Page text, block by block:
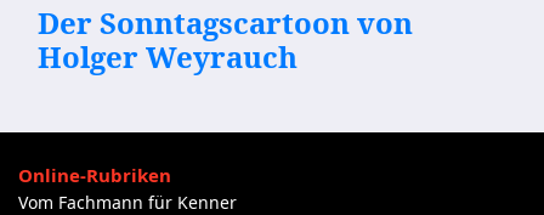
Der Sonntagscartoon von
Holger Weyrauch
Online-Rubriken
Vom Fachmann für Kenner